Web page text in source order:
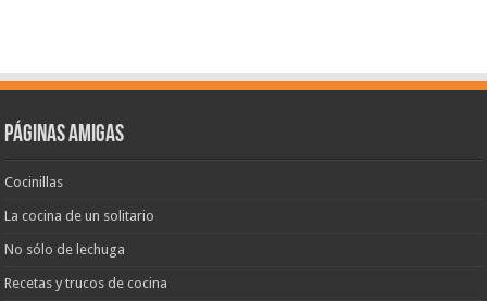
Páginas amigas
Cocinillas
La cocina de un solitario
No sólo de lechuga
Recetas y trucos de cocina